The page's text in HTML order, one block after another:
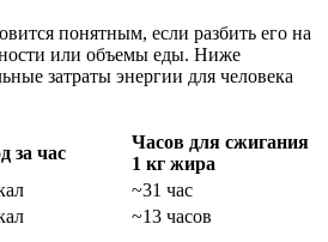
понятным, если разбить его на
или объемы еды. Ниже
затраты энергии для человека
за час
Часов для сжигания
1 кг жира
~31 час
~13 часов